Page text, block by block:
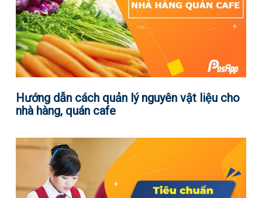
Hướng dẫn cách quản lý nguyên vật liệu cho
nhà hàng, quán cafe